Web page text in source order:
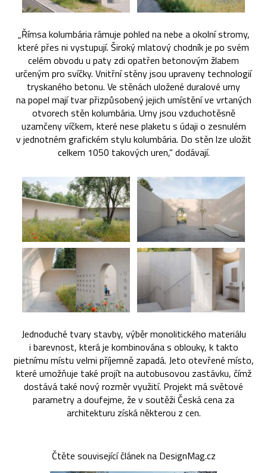
„Římsa kolumbária rámuje pohled na nebe a okolní stromy,
které přes ni vystupují. Široký mlatový chodník je po svém
celém obvodu u paty zdi opatřen betonovým žlabem
určeným pro svíčky. Vnitřní stěny jsou upraveny technologií
tryskaného betonu. Ve stěnách uložené duralové urny
na popel mají tvar přizpůsobený jejich umístění ve vrtaných
otvorech stěn kolumbária. Urny jsou vzduchotěsně
uzamčeny víčkem, které nese plaketu s údaji o zesnulém
v jednotném grafickém stylu kolumbária. Do stěn lze uložit
celkem 1050 takových uren,“ dodávají.
Jednoduché tvary stavby, výběr monolitického materiálu
i barevnost, která je kombinována s oblouky, k takto
pietnímu místu velmi příjemně zapadá. Jeto otevřené místo,
které umožňuje také projít na autobusovou zastávku, čímž
dostává také nový rozměr využití. Projekt má světové
parametry a doufejme, že v soutěži Česká cena za
architekturu získá některou z cen.
Čtěte související článek na DesignMag.cz